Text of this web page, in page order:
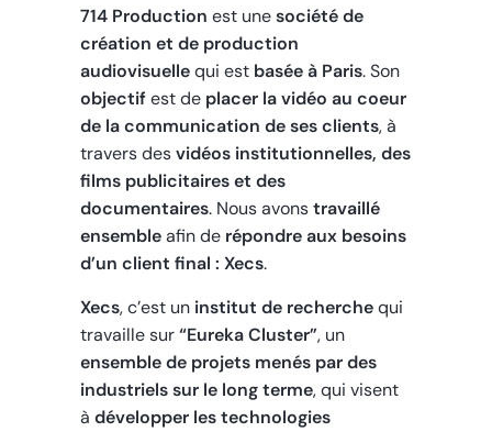
714 Production est unesociété de
création et de production
audiovisuellequi est basée à Paris. Son
objectifest de placer la vidéo au coeur
de la communication de ses clients, à
travers desvidéos institutionnelles, des
films publicitaires et des
documentaires. Nous avonstravaillé
ensembleafin de répondre aux besoins
d’un client final : Xecs.
Xecs, c’est un institut de recherchequi
travaille sur“Eureka Cluster”, un
ensemble de projets menés par des
industriels sur le long terme, qui visent
àdévelopper les technologies